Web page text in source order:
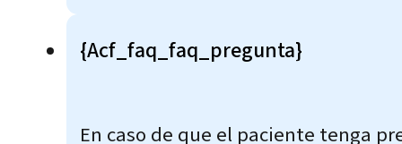
{acf_faq_faq_pregunta}
En caso de que el paciente tenga